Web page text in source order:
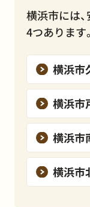
横浜市には
4つあります。
横浜市
横浜市
横浜市
横浜市